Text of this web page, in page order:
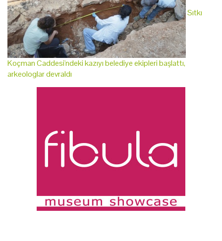
Sıtkı
Koçman Caddesi'ndeki kazıyı belediye ekipleri başlattı,
arkeologlar devraldı